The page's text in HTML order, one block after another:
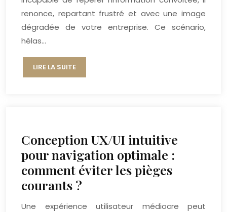
renonce, repartant frustré et avec une image
dégradée de votre entreprise. Ce scénario,
hélas…
LIRE LA SUITE
Conception UX/UI intuitive
pour navigation optimale :
comment éviter les pièges
courants ?
Une expérience utilisateur médiocre peut